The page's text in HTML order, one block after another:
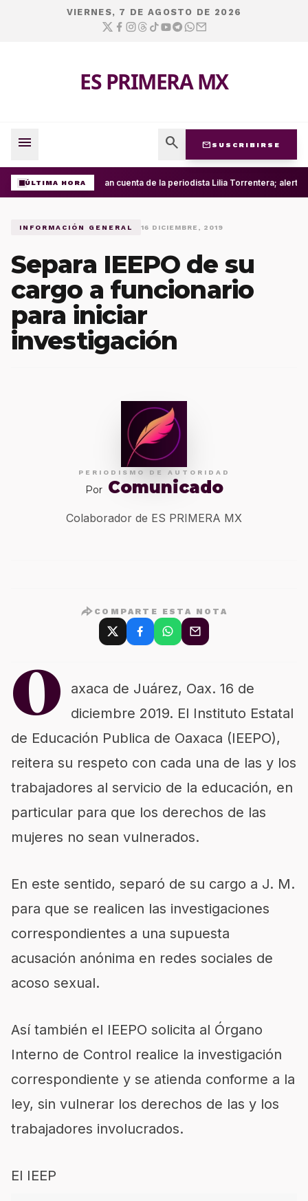
VIERNES, 7 DE AGOSTO DE 2026
ES PRIMERA MX
menu search mail SUSCRIBIRSE
ÚLTIMA HORA Roban cuenta de la periodista Lilia Torrentera;
INFORMACIÓN GENERAL 16 DICIEMBRE, 2019
Separa IEEPO de su
cargo a funcionario
para iniciar
investigación
PERIODISMO DE AUTORIDAD
Por Comunicado
Colaborador de ES PRIMERA MX
COMPARTE ESTA NOTA
O
axaca de Juárez, Oax. 16 de
diciembre 2019. El Instituto Estatal
de Educación Publica de Oaxaca (IEEPO),
reitera su respeto con cada una de las y los
trabajadores al servicio de la educación, en
particular para que los derechos de las
mujeres no sean vulnerados.
En este sentido, separó de su cargo a J. M.
para que se realicen las investigaciones
correspondientes a una supuesta
acusación anónima en redes sociales de
acoso sexual.
Así también el IEEPO solicita al Órgano
Interno de Control realice la investigación
correspondiente y se atienda conforme a la
ley, sin vulnerar los derechos de las y los
trabajadores involucrados.
El IEEP